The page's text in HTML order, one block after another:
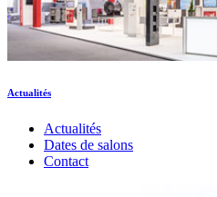
Actualités
Actualités
Dates de salons
Contact